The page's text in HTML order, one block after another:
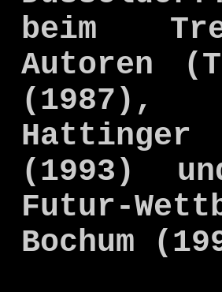
beim
Autoren
Hattinger
(1993)
Futur-
Bochum